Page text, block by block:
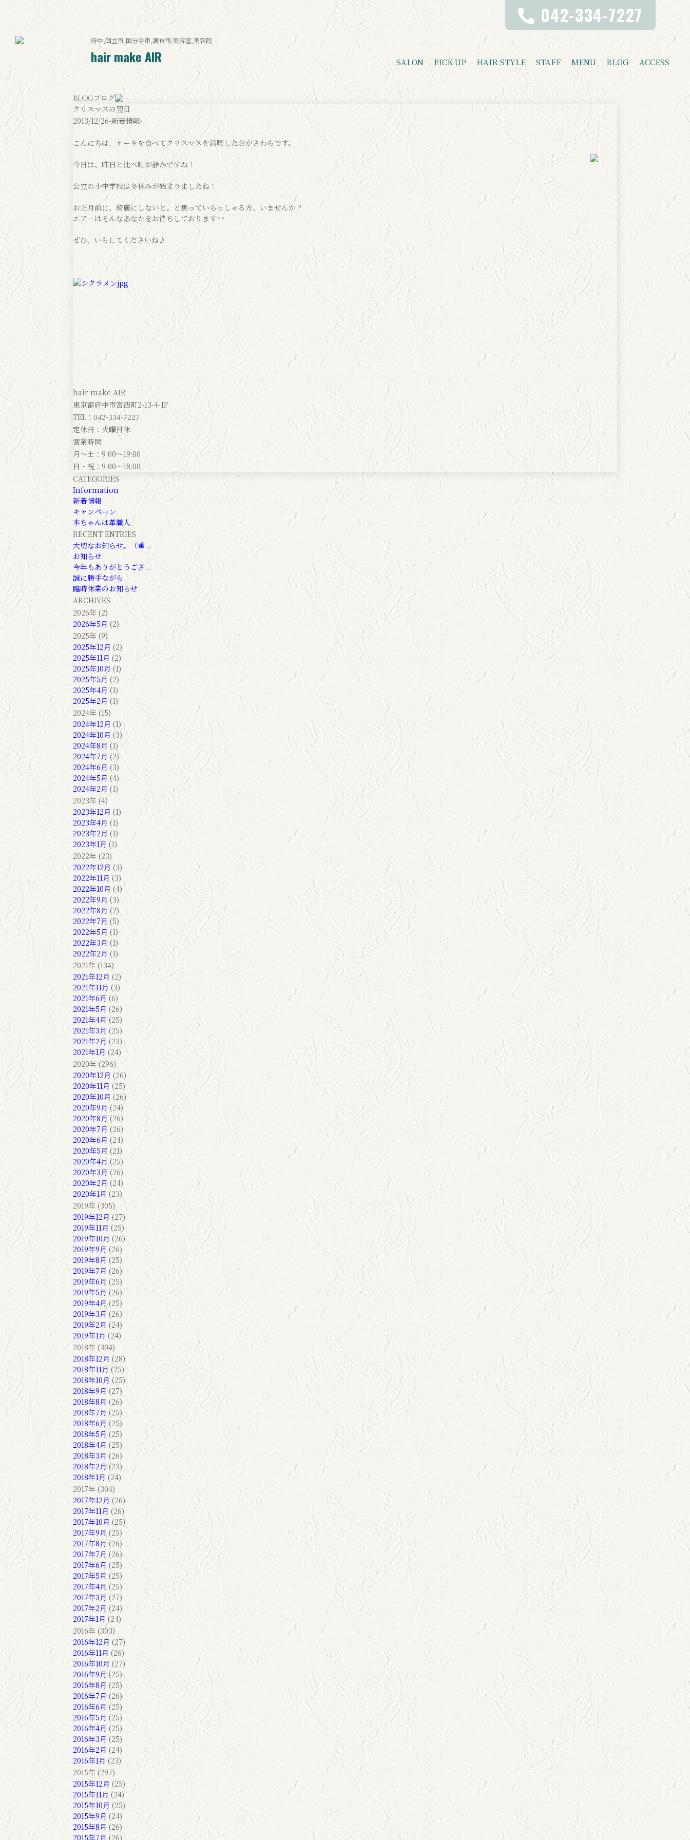
042-334-7227
府中,国立市,国分寺市,調布市/美容室,美容院
hair make AIR SALON PICK UP HAIR STYLE STAFF MENU BLOG ACCESS
Blogブログ
クリスマスの翌日
2013/12/26-新着情報-
こんにちは、ケーキを食べてクリスマスを満喫したおがさわらです。
今日は、昨日と比べ町が静かですね！
公立の小中学校は冬休みが始まりましたね！
お正月前に、綺麗にしないと。と焦っていらっしゃる方、いませんか？
エアーはそんなあなたをお待ちしております^^
ぜひ、いらしてくださいね♪
hair make AIR
東京都府中市宮西町2-13-4-1F
TEL：042-334-7227
定休日：火曜日休
営業時間
月～土：9:00～19:00
日・祝：9:00～18:00
CATEGORIES
Information
新着情報
キャンペーン
本ちゃんは革職人
RECENT ENTRIES
大切なお知らせ。（重...
お知らせ
今年もありがとうござ...
誠に勝手ながら
臨時休業のお知らせ
ARCHIVES
2026年 (2)
2026年5月 (2)
2025年 (9)
2025年12月 (2)
2025年11月 (2)
2025年10月 (1)
2025年5月 (2)
2025年4月 (1)
2025年2月 (1)
2024年 (15)
2024年12月 (1)
2024年10月 (3)
2024年8月 (1)
2024年7月 (2)
2024年6月 (3)
2024年5月 (4)
2024年2月 (1)
2023年 (4)
2023年12月 (1)
2023年4月 (1)
2023年2月 (1)
2023年1月 (1)
2022年 (23)
2022年12月 (3)
2022年11月 (3)
2022年10月 (4)
2022年9月 (3)
2022年8月 (2)
2022年7月 (5)
2022年5月 (1)
2022年3月 (1)
2022年2月 (1)
2021年 (134)
2021年12月 (2)
2021年11月 (3)
2021年6月 (6)
2021年5月 (26)
2021年4月 (25)
2021年3月 (25)
2021年2月 (23)
2021年1月 (24)
2020年 (296)
2020年12月 (26)
2020年11月 (25)
2020年10月 (26)
2020年9月 (24)
2020年8月 (26)
2020年7月 (26)
2020年6月 (24)
2020年5月 (21)
2020年4月 (25)
2020年3月 (26)
2020年2月 (24)
2020年1月 (23)
2019年 (305)
2019年12月(27)
2019年11月 (25)
2019年10月 (26)
2019年9月 (26)
2019年8月 (25)
2019年7月 (26)
2019年6月 (25)
2019年5月 (26)
2019年4月(25)
2019年3月 (26)
2019年2月 (24)
2019年1月 (24)
2018年 (304)
2018年12月 (28)
2018年11月 (25)
2018年10月 (25)
2018年9月 (27)
2018年8月 (26)
2018年7月 (25)
2018年6月 (25)
2018年5月 (25)
2018年4月 (25)
2018年3月 (26)
2018年2月(23)
2018年1月 (24)
2017年 (304)
2017年12月 (26)
2017年11月 (26)
2017年10月 (25)
2017年9月 (25)
2017年8月 (26)
2017年7月 (26)
2017年6月 (25)
2017年5月 (25)
2017年4月 (25)
2017年3月 (27)
2017年2月 (24)
2017年1月 (24)
2016年 (303)
2016年12月 (27)
2016年11月 (26)
2016年10月 (27)
2016年9月 (25)
2016年8月 (25)
2016年7月(26)
2016年6月 (25)
2016年5月 (25)
2016年4月 (25)
2016年3月 (25)
2016年2月 (24)
2016年1月 (23)
2015年 (297)
2015年12月 (25)
2015年11月 (24)
2015年10月 (25)
2015年9月 (24)
2015年8月 (26)
2015年7月 (26)